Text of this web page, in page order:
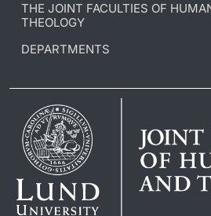
THE JOINT FACULTIES OF
THEOLOGY
DEPARTMENTS